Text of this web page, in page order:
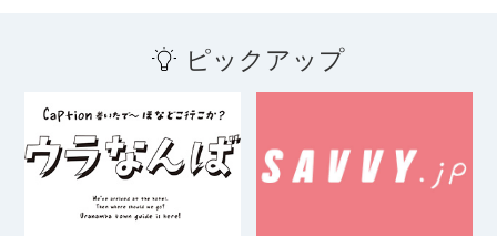
ピックアップ